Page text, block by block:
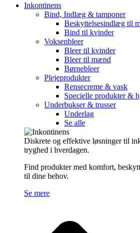
Inkontinens
Bind, Indlæg & tamponer
Beskyttelsesindlæg til
Bind til kvinder
Voksenbleer
Bleer til kvinder
Bleer til mænd
Børnebleer
Plejeprodukter
Rensecreme & vask
Specielle produkter &
Underbukser & trusser
Underlag
Se alle
Diskrete og effektive løsninger til
tryghed i hverdagen.
Find produkter med komfort,
til dine behov.
Se mere